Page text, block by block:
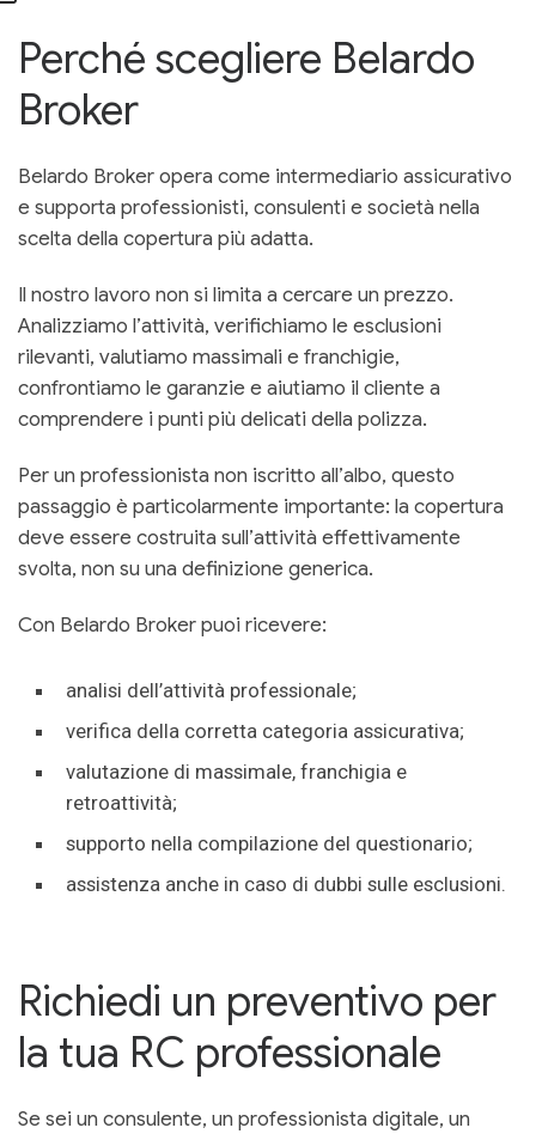
Perché scegliere Belardo
Broker
Belardo Broker opera come intermediario assicurativo
e supporta professionisti, consulenti e società nella
scelta della copertura più adatta.
Il nostro lavoro non si limita a cercare un prezzo.
Analizziamo l’attività, verifichiamo le esclusioni
rilevanti, valutiamo massimali e franchigie,
confrontiamo le garanzie e aiutiamo il cliente a
comprendere i punti più delicati della polizza.
Per un professionista non iscritto all’albo, questo
passaggio è particolarmente importante: la copertura
deve essere costruita sull’attività effettivamente
svolta, non su una definizione generica.
Con Belardo Broker puoi ricevere:
analisi dell’attività professionale;
verifica della corretta categoria assicurativa;
valutazione di massimale, franchigia e
retroattività;
supporto nella compilazione del questionario;
assistenza anche in caso di dubbi sulle esclusioni.
Richiedi un preventivo per
la tua RC professionale
Se sei un consulente, un professionista digitale, un